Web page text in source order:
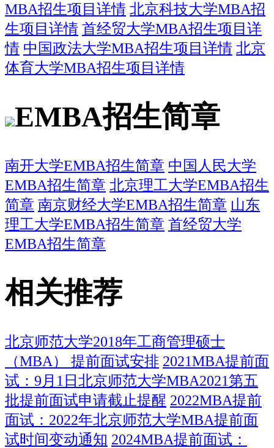
MBA招生项目详情 北京科技大学MBA招
生项目详情 首经贸大学MBA招生项目详
情 中国政法大学MBA招生项目详情 北京
体育大学MBA招生项目详情
EMBA招生简章
南开大学EMBA招生简章 中国人民大学
EMBA招生简章 北京理工大学EMBA招生
简章 南京财经大学EMBA招生简章 山东
理工大学EMBA招生简章 首经贸大学
EMBA招生简章
相关推荐
北京师范大学2018年工商管理硕士
（MBA） 提前面试安排 2021MBA提前面
试：9月1日北京师范大学MBA2021第五
批提前面试申请截止提醒 2022MBA提前
面试：2022年北京师范大学MBA提前面
试时间变动通知 2024MBA提前面试：